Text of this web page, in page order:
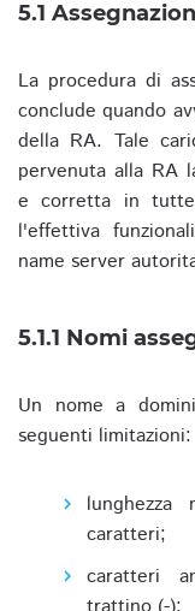
5.1
La procedura di
conclude quando
della RA. Tale
pervenuta alla RA
e corretta in
l'effettiva
name server
5.1.1 Nomi
Un nome a
seguenti limitazioni:
caratteri;
caratteri